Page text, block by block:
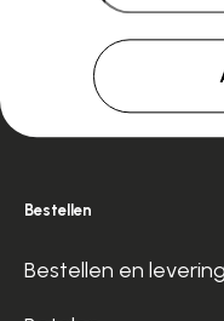
Bestellen
Bestellen en levering